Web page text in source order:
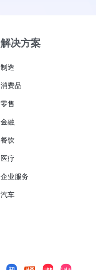
解决方案
制造
消费品
零售
金融
餐饮
医疗
企业服务
汽车